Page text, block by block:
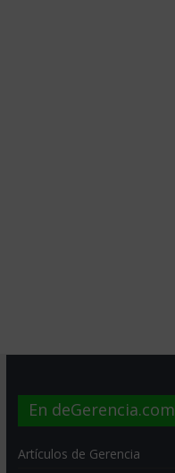
En deGerencia.com
Artículos de Gerencia